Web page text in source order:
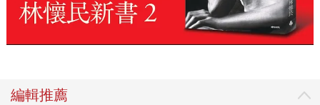
編輯推薦